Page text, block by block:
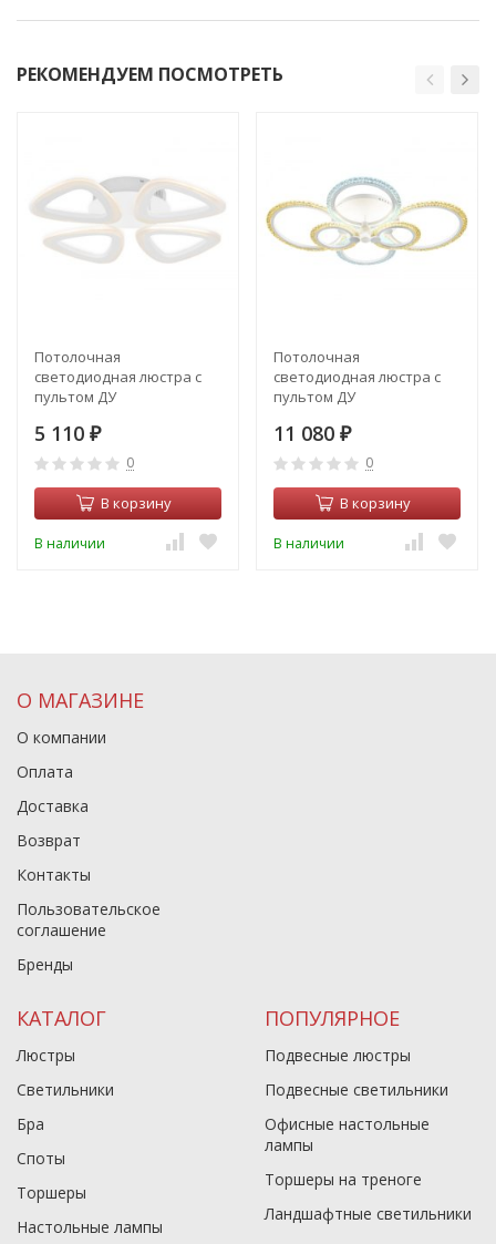
РЕКОМЕНДУЕМ ПОСМОТРЕТЬ
Потолочная
светодиодная люстра с
пультом ДУ
light Acrylica FA4482
5 110 ₽
0
В корзину
В наличии
Потолочная
светодиодная люстра с
пультом ДУ
light Acrylica FA4065
11 080 ₽
0
В корзину
В наличии
О МАГАЗИНЕ
О компании
Оплата
Доставка
Возврат
Контакты
Пользовательское
соглашение
Бренды
КАТАЛОГ
Люстры
Светильники
Бра
Споты
Торшеры
Настольные лампы
ПОПУЛЯРНОЕ
Подвесные люстры
Подвесные светильники
Офисные настольные
лампы
Торшеры на треноге
Ландшафтные светильники